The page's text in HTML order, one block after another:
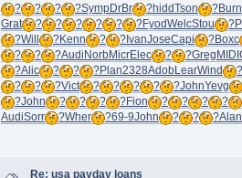
?
? ? ?SympDrBr ?hiddTson ?Burn
Grat
? ? ? ? ? ?FyodWelcStou ?
?Will ?Kenn ? ?IvanJoseCapi ?Boxc
?
? ?AudiNorbMicrElec ? ?GregMIDI
?Alic ? ? ?Plan2328AdobLearWind ?
?
? ?Vict ? ? ? ? ?JohnYevg
?John ? ? ? ?Fion ? ? ? ?
AudiSorr ?Wher ?69-9John ? ? ?Alan
Re: usa payday loans